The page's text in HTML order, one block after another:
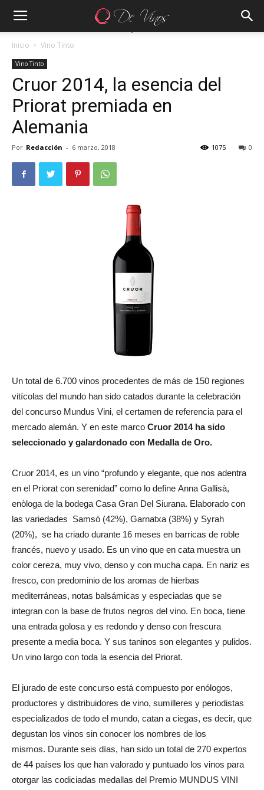
Inicio Vino Tinto
Vino Tinto
Cruor 2014, la esencia del
Priorat premiada en
Alemania
Por Redacción - 6 marzo, 2018 0
1075
Un total de 6.700 vinos procedentes de más de 150 regiones
vitícolas del mundo han sido catados durante la celebración
del concurso Mundus Vini, el certamen de referencia para el
mercado alemán. Y en este marco Cruor 2014 ha sido
seleccionado y galardonado con Medalla de Oro.
Cruor 2014, es un vino “profundo y elegante, que nos adentra
en el Priorat con serenidad” como lo define Anna Gallisà,
enòloga de la bodega Casa Gran Del Siurana. Elaborado con
las variedades Samsó (42%), Garnatxa (38%) y Syrah
(20%), se ha criado durante 16 meses en barricas de roble
francés, nuevo y usado. Es un vino que en cata muestra un
color cereza, muy vivo, denso y con mucha capa. En nariz es
fresco, con predominio de los aromas de hierbas
mediterráneas, notas balsámicas y especiadas que se
integran con la base de frutos negros del vino. En boca, tiene
una entrada golosa y es redondo y denso con frescura
presente a media boca. Y sus taninos son elegantes y pulidos.
Un vino largo con toda la esencia del Priorat.
El jurado de este concurso está compuesto por enólogos,
productores y distribuidores de vino, sumilleres y periodistas
especializados de todo el mundo, catan a ciegas, es decir, que
degustan los vinos sin conocer los nombres de los
mismos. Durante seis días, han sido un total de 270 expertos
de 44 países los que han valorado y puntuado los vinos para
otorgar las codiciadas medallas del Premio MUNDUS VINI